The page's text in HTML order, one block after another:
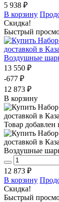
5 938 ₽
В корзину
Скидка!
Быстрый
Воздушные
13 550 ₽
-677 ₽
12 873 ₽
В корзину
Товар добавлен
Воздушные
12 873 ₽
В корзину
Скидка!
Быстрый